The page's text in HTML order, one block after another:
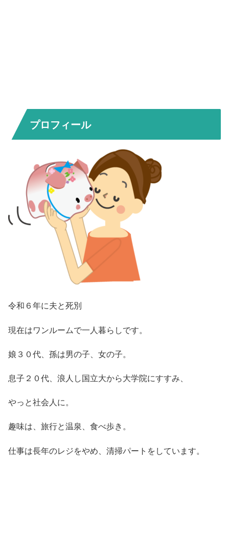
プロフィール
令和６年に夫と死別
現在はワンルームで一人暮らしです。
娘３０代、孫は男の子、女の子。
息子２０代、浪人し国立大から大学院にすすみ、
やっと社会人に。
趣味は、旅行と温泉、食べ歩き。
仕事は長年のレジをやめ、清掃パートをしています。